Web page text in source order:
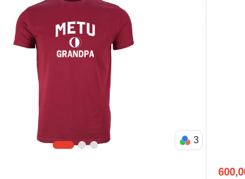
1 2 3
3